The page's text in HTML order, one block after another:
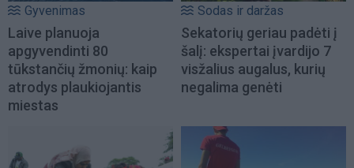
Gyvenimas
Laive planuoja
apgyvendinti 80
tūkstančių žmonių: kaip
atrodys plaukiojantis
miestas
Sodas ir daržas
Sekatorių geriau padėti į
šalį: ekspertai įvardijo 7
visžalius augalus, kurių
negalima genėti